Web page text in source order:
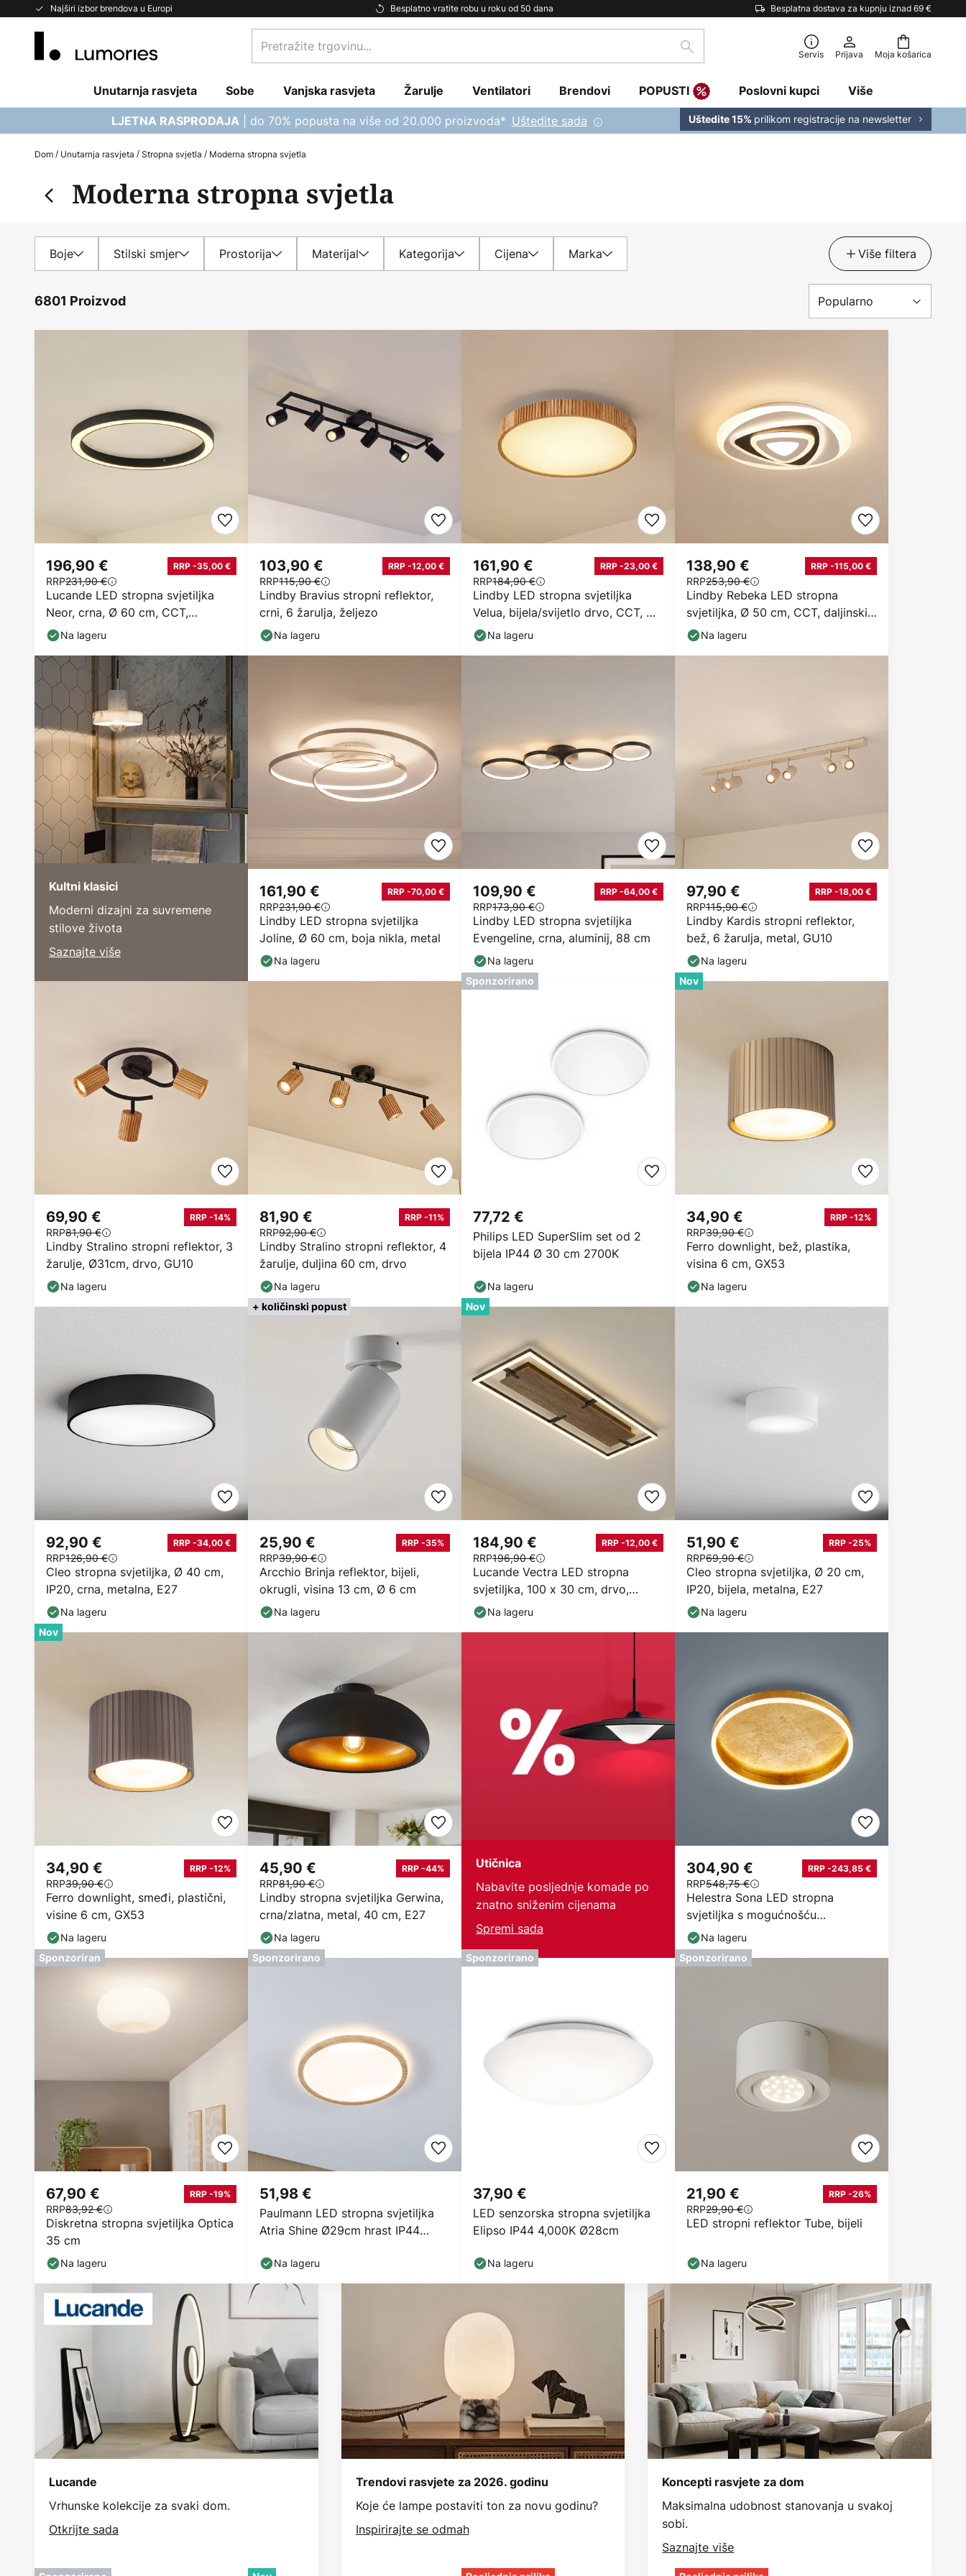
Najširi izbor brendova u Europi Besplatno vratite robu u roku od 50 dana Besplatna dostava za kupnju iznad 69 €
Skip
Moja košarica
Pretražite
trgovinu...
traži Servis Prijava
Unutarnja rasvjeta Sobe Vanjska rasvjeta Žarulje Ventilatori Brendovi POPUSTI Poslovni kupci Više
LJETNA RASPRODAJA | do 70% popusta na više od 20.000 proizvoda* Uštedite sada Uštedite 15% prilikom registracije na newsletter
Dom Unutarnja rasvjeta Stropna svjetla Moderna stropna svjetla
Moderna stropna svjetla
Boje Stilski smjer Prostorija Materijal Kategorija Cijena Marka Više filtera
6801 Proizvod
Lucande LED stropna svjetiljka
Neor, crna, Ø 60 cm, CCT,
prigušljiva
196,90 € RRP -35,00 €
RRP231,90 €
Na lageru
Lindby Bravius stropni reflektor,
crni, 6 žarulja, željezo
103,90 € RRP -12,00 €
RRP115,90 €
Na lageru
Lindby LED stropna svjetiljka
Velua, bijela/svijetlo drvo, CCT, Ø
50 cm
161,90 € RRP -23,00 €
RRP184,90 €
Na lageru
Lindby Rebeka LED stropna
svjetiljka, Ø 50 cm, CCT, daljinski
upravljač
138,90 € RRP -115,00 €
RRP253,90 €
Na lageru
Kultni klasici
Moderni dizajni za suvremene
stilove života
Saznajte više
Lindby LED stropna svjetiljka
Joline, Ø 60 cm, boja nikla, metal
161,90 € RRP -70,00 €
RRP231,90 €
Na lageru
Lindby LED stropna svjetiljka
Evengeline, crna, aluminij, 88 cm
109,90 € RRP -64,00 €
RRP173,90 €
Na lageru
Lindby Kardis stropni reflektor,
bež, 6 žarulja, metal, GU10
97,90 € RRP -18,00 €
RRP115,90 €
Na lageru
Lindby Stralino stropni reflektor, 3
žarulje, Ø31cm, drvo, GU10
69,90 € RRP -14%
RRP81,90 €
Na lageru
Lindby Stralino stropni reflektor, 4
žarulje, duljina 60 cm, drvo
81,90 € RRP -11%
RRP92,90 €
Na lageru
Sponzorirano
Philips LED SuperSlim set od 2
bijela IP44 Ø 30 cm 2700K
77,72 €
Na lageru
Nov
Ferro downlight, bež, plastika,
visina 6 cm, GX53
34,90 € RRP -12%
RRP39,90 €
Na lageru
Cleo stropna svjetiljka, Ø 40 cm,
IP20, crna, metalna, E27
92,90 € RRP -34,00 €
RRP126,90 €
Na lageru
+ količinski popust
Arcchio Brinja reflektor, bijeli,
okrugli, visina 13 cm, Ø 6 cm
25,90 € RRP -35%
RRP39,90 €
Na lageru
Nov
Lucande Vectra LED stropna
svjetiljka, 100 x 30 cm, drvo,
dimabilna
184,90 € RRP -12,00 €
RRP196,90 €
Na lageru
Cleo stropna svjetiljka, Ø 20 cm,
IP20, bijela, metalna, E27
51,90 € RRP -25%
RRP69,90 €
Na lageru
Nov
Ferro downlight, smeđi, plastični,
visine 6 cm, GX53
34,90 € RRP -12%
RRP39,90 €
Na lageru
Lindby stropna svjetiljka Gerwina,
crna/zlatna, metal, 40 cm, E27
45,90 € RRP -44%
RRP81,90 €
Na lageru
Utičnica
Nabavite posljednje komade po
znatno sniženim cijenama
Spremi sada
Helestra Sona LED stropna
svjetiljka s mogućnošću
prigušivanja Ø40cm zlatna
304,90 € RRP -243,85 €
RRP548,75 €
Na lageru
Sponzoriran
Diskretna stropna svjetiljka Optica
35 cm
67,90 € RRP -19%
RRP83,92 €
Na lageru
Sponzorirano
Paulmann LED stropna svjetiljka
Atria Shine Ø29cm hrast IP44
51,98 €
Na lageru
Sponzorirano
LED senzorska stropna svjetiljka
Elipso IP44 4,000K Ø28cm
37,90 €
Na lageru
Sponzorirano
LED stropni reflektor Tube, bijeli
21,90 € RRP -26%
RRP29,90 €
Na lageru
Lucande
Vrhunske kolekcije za svaki dom.
Otkrijte sada
Trendovi rasvjete za 2026. godinu
Koje će lampe postaviti ton za novu godinu?
Inspirirajte se odmah
Koncepti rasvjete za dom
Maksimalna udobnost stanovanja u svakoj
sobi.
Saznajte više